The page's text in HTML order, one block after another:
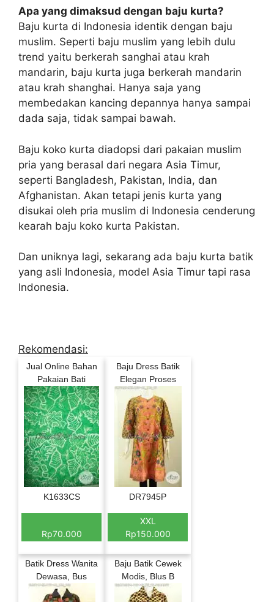
Apa yang dimaksud dengan baju kurta?
Baju kurta di Indonesia identik dengan baju
muslim. Seperti baju muslim yang lebih dulu
trend yaitu berkerah sanghai atau krah
mandarin, baju kurta juga berkerah mandarin
atau krah shanghai. Hanya saja yang
membedakan kancing depannya hanya sampai
dada saja, tidak sampai bawah.
Baju koko kurta diadopsi dari pakaian muslim
pria yang berasal dari negara Asia Timur,
seperti Bangladesh, Pakistan, India, dan
Afghanistan. Akan tetapi jenis kurta yang
disukai oleh pria muslim di Indonesia cenderung
kearah baju koko kurta Pakistan.
Dan uniknya lagi, sekarang ada baju kurta batik
yang asli Indonesia, model Asia Timur tapi rasa
Indonesia.
Rekomendasi:
Jual Online Bahan
Pakaian Bati
K1633CS
Rp70.000
Baju Dress Batik
Elegan Proses
DR7945P
XXL
Rp150.000
Batik Dress Wanita
Dewasa, Bus
Baju Batik Cewek
Modis, Blus B